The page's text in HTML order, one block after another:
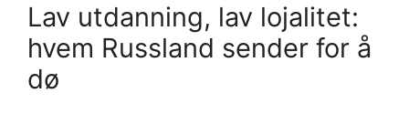
Lav utdanning, lav lojalitet:
hvem Russland sender for å
dø